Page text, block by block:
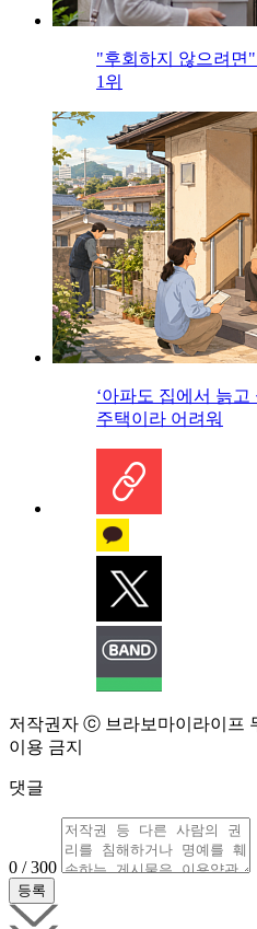
"후회하지 않으려면
1위
‘아파도 집에서 늙
주택이라 어려워
저작권자 ⓒ 브라보마이라이프
이용 금지
댓글
0 / 300